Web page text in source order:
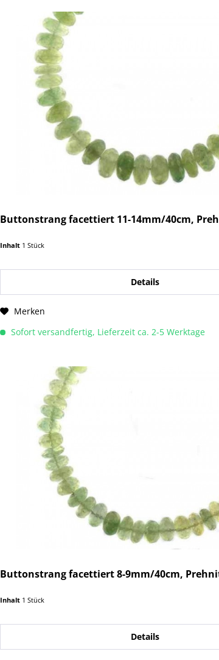
Buttonstrang facettiert 11-14mm/40cm,
Inhalt 1 Stück
Details
Merken
Sofort versandfertig, Lieferzeit ca. 2-5 Werktage
Buttonstrang facettiert 8-9mm/40cm,
Inhalt 1 Stück
Details